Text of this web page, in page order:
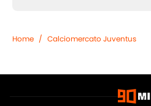
Home / Calciomercato Juventus